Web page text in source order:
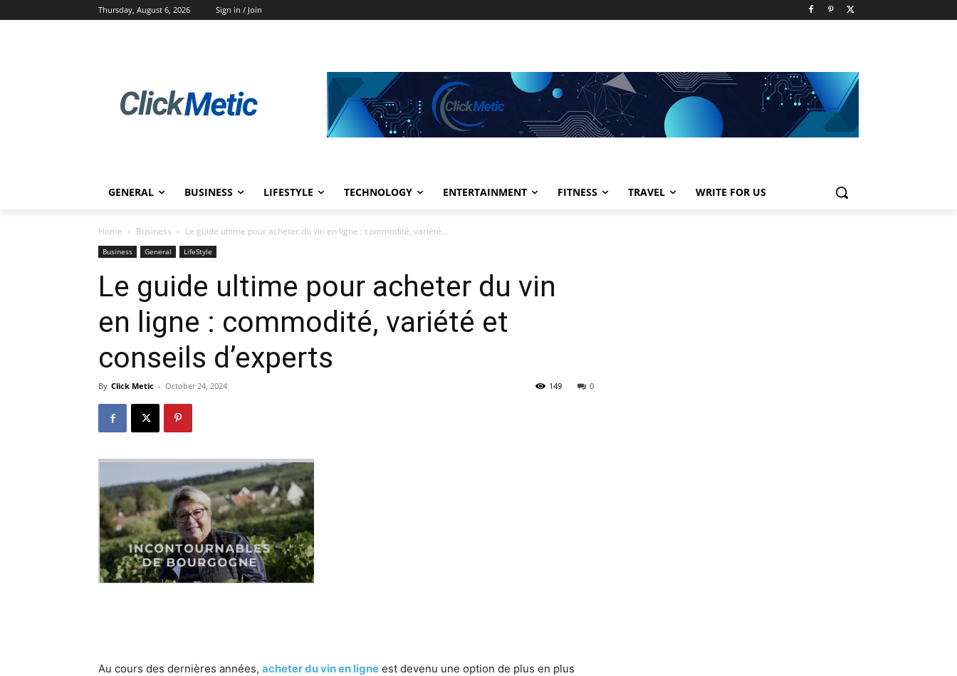
Thursday, August 6, 2026 Sign in / Join
GENERAL BUSINESS LIFESTYLE TECHNOLOGY ENTERTAINMENT FITNESS TRAVEL WRITE FOR US
Home Business Le guide ultime pour acheter du vin en ligne : commodité, variété...
Business General LifeStyle
Le guide ultime pour acheter du vin
en ligne : commodité, variété et
conseils d’experts
By Click Metic - October 24, 2024 0
149
Au cours des dernières années, acheter du vin en ligne est devenu une option de plus en plus